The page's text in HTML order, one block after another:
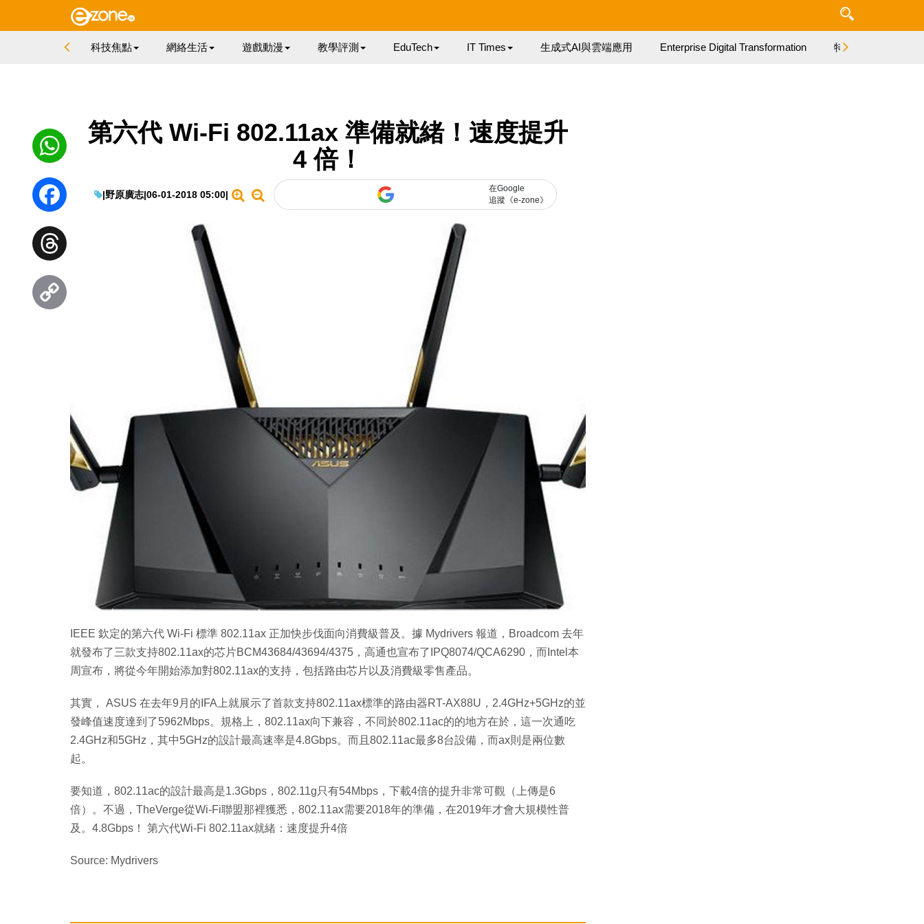
科技焦點 網絡生活 遊戲動漫 教學評測 EduTech IT Times 生成式AI與雲端應用 Enterprise Digital Transformation 特集
第六代 Wi-Fi 802.11ax 準備就緒！速度提升
4 倍！
|野原廣志|06-01-2018 05:00|
在Google
追蹤《e-zone》
IEEE 欽定的第六代 Wi-Fi 標準 802.11ax 正加快步伐面向消費級普及。據 Mydrivers 報道，Broadcom 去年
就發布了三款支持802.11ax的芯片BCM43684/43694/4375，高通也宣布了IPQ8074/QCA6290，而Intel本
周宣布，將從今年開始添加對802.11ax的支持，包括路由芯片以及消費級零售產品。
其實， ASUS 在去年9月的IFA上就展示了首款支持802.11ax標準的路由器RT-AX88U，2.4GHz+5GHz的並
發峰值速度達到了5962Mbps。規格上，802.11ax向下兼容，不同於802.11ac的的地方在於，這一次通吃
2.4GHz和5GHz，其中5GHz的設計最高速率是4.8Gbps。而且802.11ac最多8台設備，而ax則是兩位數
起。
要知道，802.11ac的設計最高是1.3Gbps，802.11g只有54Mbps，下載4倍的提升非常可觀（上傳是6
倍）。不過，TheVerge從Wi-Fi聯盟那裡獲悉，802.11ax需要2018年的準備，在2019年才會大規模性普
及。4.8Gbps！ 第六代Wi-Fi 802.11ax就緒：速度提升4倍
Source: Mydrivers
WhatsApp
Facebook
Threads